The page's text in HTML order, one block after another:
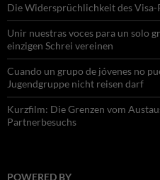
Die Widersprüchlichkeit des Visa-
Unir nuestras voces para un solo
einzigen Schrei vereinen
Cuando un grupo de jóvenes no
Jugendgruppe nicht reisen darf
Kurzfilm: Die Grenzen vom
Partnerbesuchs
POWERED BY